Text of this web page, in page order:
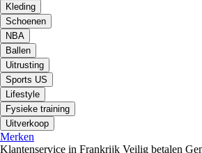
Kleding
Schoenen
NBA
Ballen
Uitrusting
Sports US
Lifestyle
Fysieke training
Uitverkoop
Merken
Klantenservice in Frankrijk Veilig betalen